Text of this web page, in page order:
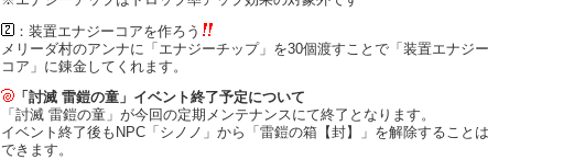
：装置エナジーコアを作ろう
メリーダ村のアンナに「エナジーチップ」を30個渡すことで「装置エナジー
コア」に錬金してくれます。
「討滅 雷鎧の童」イベント終了予定について
「討滅 雷鎧の童」が今回の定期メンテナンスにて終了となります。
イベント終了後もNPC「シノノ」から「雷鎧の箱【封】」を解除することは
できます。